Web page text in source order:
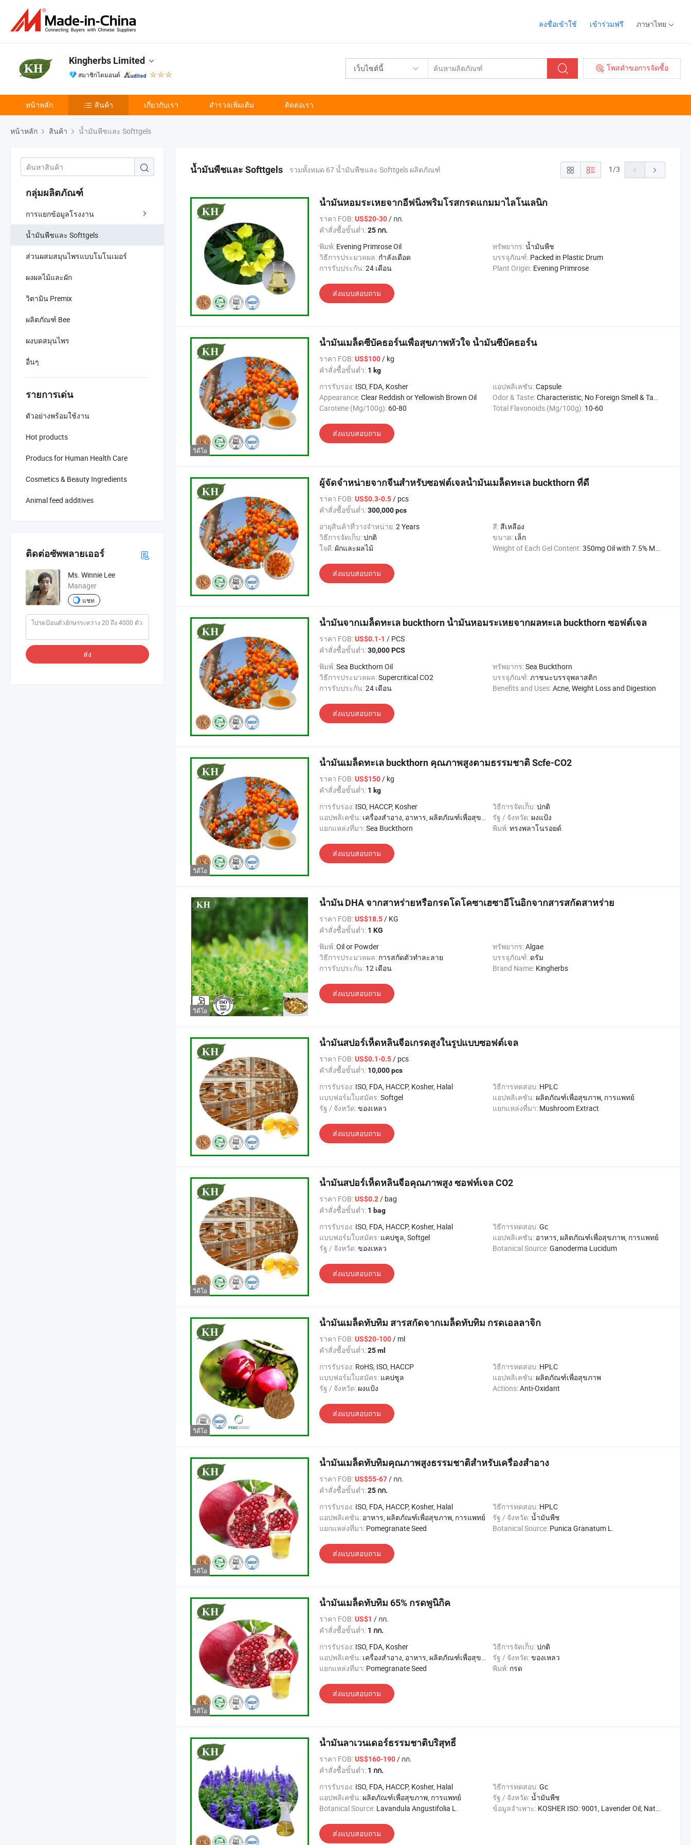
ลงชื่อเข้าใช้ เข้าร่วมฟรี ภาษาไทย
เว็บไซต์นี้ โพสคำขอการจัดซื้อ
Kingherbs Limited
สมาชิกไดมอนด์
หน้าหลัก สินค้า เกี่ยวกับเรา สำรวจเพิ่มเติม ติดต่อเรา
หน้าหลัก สินค้า น้ำมันพืชและ Softtgels
กลุ่มผลิตภัณฑ์
การแยกข้อมูลโรงงาน
น้ำมันพืชและ Softtgels
ส่วนผสมสมุนไพรแบบโมโนเมอร์
ผงผลไม้และผัก
วิตามิน Premix
ผลิตภัณฑ์ Bee
ผงบดสมุนไพร
อื่นๆ
รายการเด่น
ตัวอย่างพร้อมใช้งาน
Hot products
Producs for Human Health Care
Cosmetics & Beauty Ingredients
Animal feed additives
ติดต่อซัพพลายเออร์
Ms. Winnie Lee
Manager
แชท
ส่ง
น้ำมันพืชและ Softtgels รวมทั้งหมด 67 น้ำมันพืชและ Softtgels ผลิตภัณฑ์ 1/3
น้ำมันหอมระเหยจากอีฟนิ่งพริมโรสกรดแกมมาไลโนเลนิก
ราคา FOB:US$20-30/ กก.
คำสั่งซื้อขั้นต่ำ:25 กก.
พิมพ์: Evening Primrose Oil ทรัพยากร:น้ำมันพืช
วิธีการประมวลผล: กำลังเดือด บรรจุภัณฑ์: Packed in Plastic Drum
การรับประกัน:24 เดือน Plant Origin: Evening Primrose
ส่งแบบสอบถาม
วิดีโอ
น้ำมันเมล็ดซีบัคธอร์นเพื่อสุขภาพหัวใจ น้ำมันซีบัคธอร์น
ราคา FOB:US$100/ kg
คำสั่งซื้อขั้นต่ำ: 1 kg
การรับรอง: ISO, FDA, Kosher แอปพลิเคชัน:Capsule
Appearance:Clear Reddish or Yellowish Brown Oil Odor & Taste:Characteristic, No Foreign Smell & Taste
Carotene (Mg/100g): 60-80 Total Flavonoids (Mg/100g): 10-60
ส่งแบบสอบถาม
ผู้จัดจำหน่ายจากจีนสำหรับซอฟต์เจลน้ำมันเมล็ดทะเล buckthorn ที่ดี
ราคา FOB:US$0.3-0.5/ pcs
คำสั่งซื้อขั้นต่ำ:300,000 pcs
อายุสินค้าที่วางจำหน่าย:2 Years สี: สีเหลือง
วิธีการจัดเก็บ:ปกติ ขนาด: เล็ก
ใจดี: ผักและผลไม้ Weight of Each Gel Content:350mg Oil with 7.5% More or Less
ส่งแบบสอบถาม
น้ำมันจากเมล็ดทะเล buckthorn น้ำมันหอมระเหยจากผลทะเล buckthorn ซอฟต์เจล
ราคา FOB:US$0.1-1 / PCS
คำสั่งซื้อขั้นต่ำ:30,000 PCS
พิมพ์:Sea Buckthorn Oil ทรัพยากร:Sea Buckthorn
วิธีการประมวลผล:Supercritical CO2 บรรจุภัณฑ์:ภาชนะบรรจุพลาสติก
การรับประกัน:24 เดือน Benefits and Uses:Acne, Weight Loss and Digestion
ส่งแบบสอบถาม
วิดีโอ
น้ำมันเมล็ดทะเล buckthorn คุณภาพสูงตามธรรมชาติ Scfe-CO2
ราคา FOB:US$150/ kg
คำสั่งซื้อขั้นต่ำ: 1 kg
การรับรอง: ISO, HACCP, Kosher วิธีการจัดเก็บ:ปกติ
แอปพลิเคชัน: เครื่องสำอาง, อาหาร, ผลิตภัณฑ์เพื่อสุขภาพ รัฐ / จังหวัด: ผงแป้ง
แยกแหล่งที่มา:Sea Buckthorn พิมพ์:ทรงพลาโนรอยด์
ส่งแบบสอบถาม
วิดีโอ
น้ำมัน DHA จากสาหร่ายหรือกรดโดโคซาเฮซาอีโนอิกจากสารสกัดสาหร่าย
ราคา FOB:US$18.5/ KG
คำสั่งซื้อขั้นต่ำ: 1 KG
พิมพ์:Oil or Powder ทรัพยากร:Algae
วิธีการประมวลผล: การสกัดตัวทำละลาย บรรจุภัณฑ์: ดรัม
การรับประกัน: 12 เดือน Brand Name: Kingherbs
ส่งแบบสอบถาม
น้ำมันสปอร์เห็ดหลินจือเกรดสูงในรูปแบบซอฟต์เจล
ราคา FOB:US$0.1-0.5/ pcs
คำสั่งซื้อขั้นต่ำ: 10,000 pcs
การรับรอง: ISO, FDA, HACCP, Kosher, Halal วิธีการทดสอบ: HPLC
แบบฟอร์มใบสมัคร:Softgel แอปพลิเคชัน: ผลิตภัณฑ์เพื่อสุขภาพ, การแพทย์
รัฐ / จังหวัด:ของเหลว แยกแหล่งที่มา: Mushroom Extract
ส่งแบบสอบถาม
วิดีโอ
น้ำมันสปอร์เห็ดหลินจือคุณภาพสูง ซอฟท์เจล CO2
ราคา FOB:US$0.2/ bag
คำสั่งซื้อขั้นต่ำ: 1 bag
การรับรอง: ISO, FDA, HACCP, Kosher, Halal วิธีการทดสอบ:Gc
แบบฟอร์มใบสมัคร: แคปซูล, Softgel แอปพลิเคชัน: อาหาร, ผลิตภัณฑ์เพื่อสุขภาพ, การแพทย์
รัฐ / จังหวัด:ของเหลว Botanical Source:Ganoderma Lucidum
ส่งแบบสอบถาม
วิดีโอ
น้ำมันเมล็ดทับทิม สารสกัดจากเมล็ดทับทิม กรดเอลลาจิก
ราคา FOB:US$20-100/ ml
คำสั่งซื้อขั้นต่ำ:25 ml
การรับรอง: RoHS, ISO, HACCP วิธีการทดสอบ: HPLC
แบบฟอร์มใบสมัคร: แคปซูล แอปพลิเคชัน: ผลิตภัณฑ์เพื่อสุขภาพ
รัฐ / จังหวัด: ผงแป้ง Actions:Anti-Oxidant
ส่งแบบสอบถาม
วิดีโอ
น้ำมันเมล็ดทับทิมคุณภาพสูงธรรมชาติสำหรับเครื่องสำอาง
ราคา FOB:US$55-67/ กก.
คำสั่งซื้อขั้นต่ำ:25 กก.
การรับรอง: ISO, FDA, HACCP, Kosher, Halal วิธีการทดสอบ: HPLC
แอปพลิเคชัน: อาหาร, ผลิตภัณฑ์เพื่อสุขภาพ, การแพทย์ รัฐ / จังหวัด:น้ำมันพืช
แยกแหล่งที่มา: Pomegranate Seed Botanical Source: Punica Granatum L.
ส่งแบบสอบถาม
วิดีโอ
น้ำมันเมล็ดทับทิม 65% กรดพูนิกิค
ราคา FOB:US$1 / กก.
คำสั่งซื้อขั้นต่ำ: 1 กก.
การรับรอง: ISO, FDA, Kosher วิธีการจัดเก็บ:ปกติ
แอปพลิเคชัน: เครื่องสำอาง, อาหาร, ผลิตภัณฑ์เพื่อสุขภาพ, การแพทย์ รัฐ / จังหวัด:ของเหลว
แยกแหล่งที่มา: Pomegranate Seed พิมพ์: กรด
ส่งแบบสอบถาม
น้ำมันลาเวนเดอร์ธรรมชาติบริสุทธิ์
ราคา FOB:US$160-190/ กก.
คำสั่งซื้อขั้นต่ำ: 1 กก.
การรับรอง: ISO, FDA, HACCP, Kosher, Halal วิธีการทดสอบ:Gc
แอปพลิเคชัน: ผลิตภัณฑ์เพื่อสุขภาพ, การแพทย์ รัฐ / จังหวัด:น้ำมันพืช
Botanical Source: Lavandula Angustifolia L. ข้อมูลจำเพาะ: KOSHER ISO: 9001, Lavender Oil; Natural Herbal Oil
ส่งแบบสอบถาม